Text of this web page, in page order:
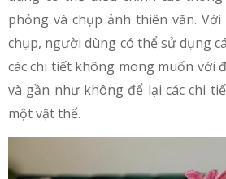
phỏng và chụp ảnh thiên văn.
chụp, người dùng có thể sử dụng
các chi tiết không mong muốn với
và gần như không để lại các chi
một vật thể.